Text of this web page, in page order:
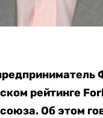
рейтинге
Об этом